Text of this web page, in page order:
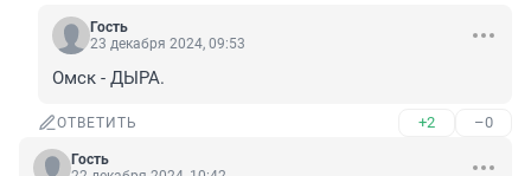
Гость
23 декабря 2024, 09:53
Омск - ДЫРА.
ОТВЕТИТЬ +2 –0
Гость